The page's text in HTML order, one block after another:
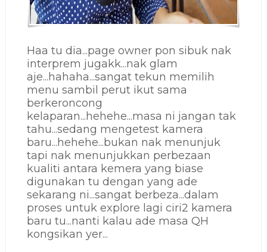
Haa tu dia...page owner pon sibuk nak
interprem jugakk...nak glam
aje...hahaha...sangat tekun memilih
menu sambil perut ikut sama
berkeroncong
kelaparan...hehehe...masa ni jangan tak
tahu...sedang mengetest kamera
baru...hehehe...bukan nak menunjuk
tapi nak menunjukkan perbezaan
kualiti antara kemera yang biase
digunakan tu dengan yang ade
sekarang ni...sangat berbeza...dalam
proses untuk explore lagi ciri2 kamera
baru tu...nanti kalau ade masa QH
kongsikan yer...